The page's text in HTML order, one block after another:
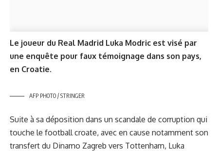
Le joueur du Real Madrid Luka Modric est visé par
une enquête pour faux témoignage dans son pays,
en Croatie.
AFP PHOTO / STRINGER
Suite à sa déposition dans un scandale de corruption qui
touche le football croate, avec en cause notamment son
transfert du Dinamo Zagreb vers Tottenham, Luka